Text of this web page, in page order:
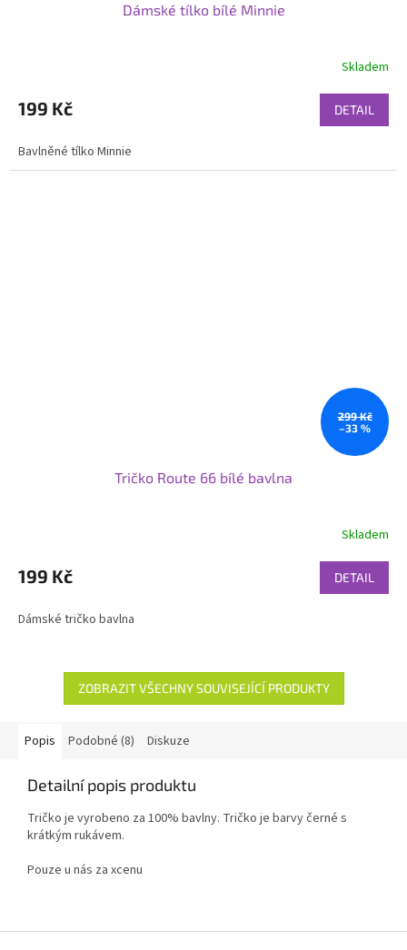
Dámské tílko bílé Minnie
Skladem
199 Kč DETAIL
Bavlněné tílko Minnie
299 Kč
–33 %
Tričko Route 66 bílé bavlna
Skladem
199 Kč DETAIL
Dámské tričko bavlna
ZOBRAZIT VŠECHNY SOUVISEJÍCÍ PRODUKTY
Popis Podobné (8) Diskuze
Detailní popis produktu
Tričko je vyrobeno za 100% bavlny. Tričko je barvy černé s
krátkým rukávem.
Pouze u nás za xcenu